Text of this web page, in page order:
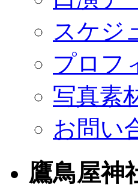
スケジ
プロフ
写真素
お問い
鷹鳥屋神